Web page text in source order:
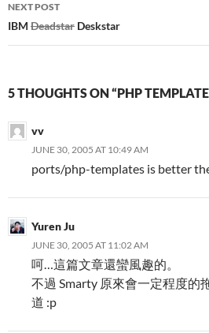
NEXT POST
IBM Deadstar Deskstar
5 THOUGHTS ON “PHP
vv
JUNE 30, 2005 AT 10:49 AM
ports/php-templates is better
Yuren Ju
JUNE 30, 2005 AT 11:02 AM
呵…這篇文章還蠻風趣的。
不過 Smarty 原來會一定程度的
道 :p